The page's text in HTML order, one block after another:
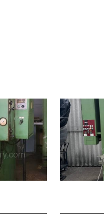
mm
mm
kg
Baujahr:
Presskraft
Die